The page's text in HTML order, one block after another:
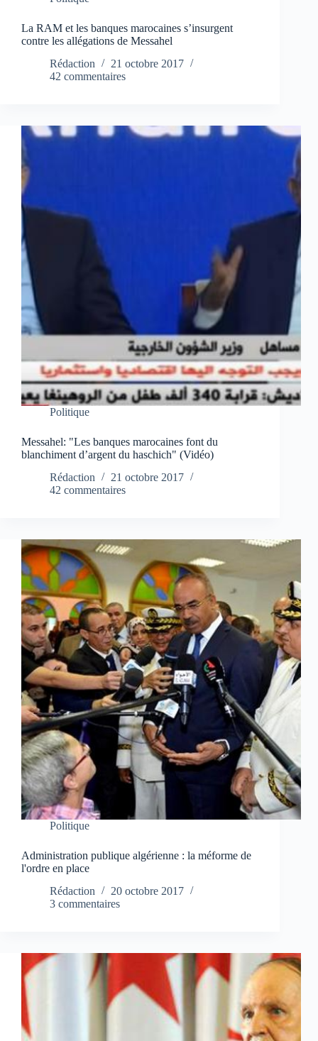
La RAM et les banques marocaines s’insurgent
contre les allégations de Messahel
Rédaction
21 octobre 2017
42 commentaires
Politique
Messahel: "Les banques marocaines font du
blanchiment d’argent du haschich" (Vidéo)
Rédaction
21 octobre 2017
42 commentaires
Politique
Administration publique algérienne : la méforme de
l'ordre en place
Rédaction
20 octobre 2017
3 commentaires